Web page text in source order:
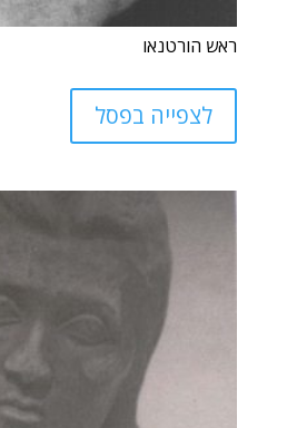
ראש הורטנאו
לצפייה בפסל